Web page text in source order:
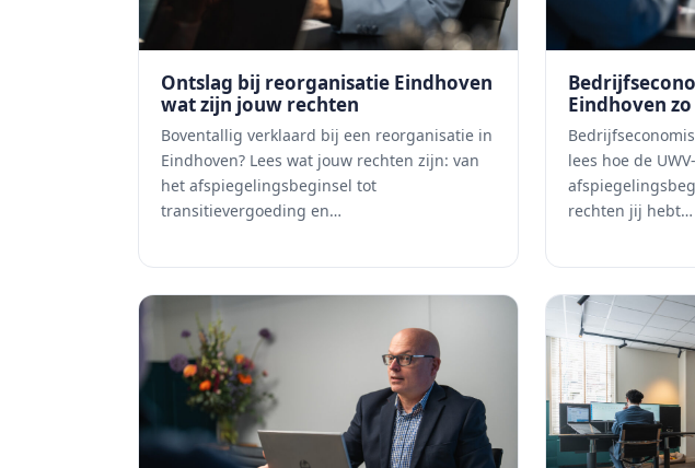
Ontslag bij reorganisatie Eindhoven
wat zijn jouw rechten
Boventallig verklaard bij een reorganisatie in
Eindhoven? Lees wat jouw rechten zijn: van
het afspiegelingsbeginsel tot
transitievergoeding en…
Eindhoven
lees hoe de
rechten jij hebt…